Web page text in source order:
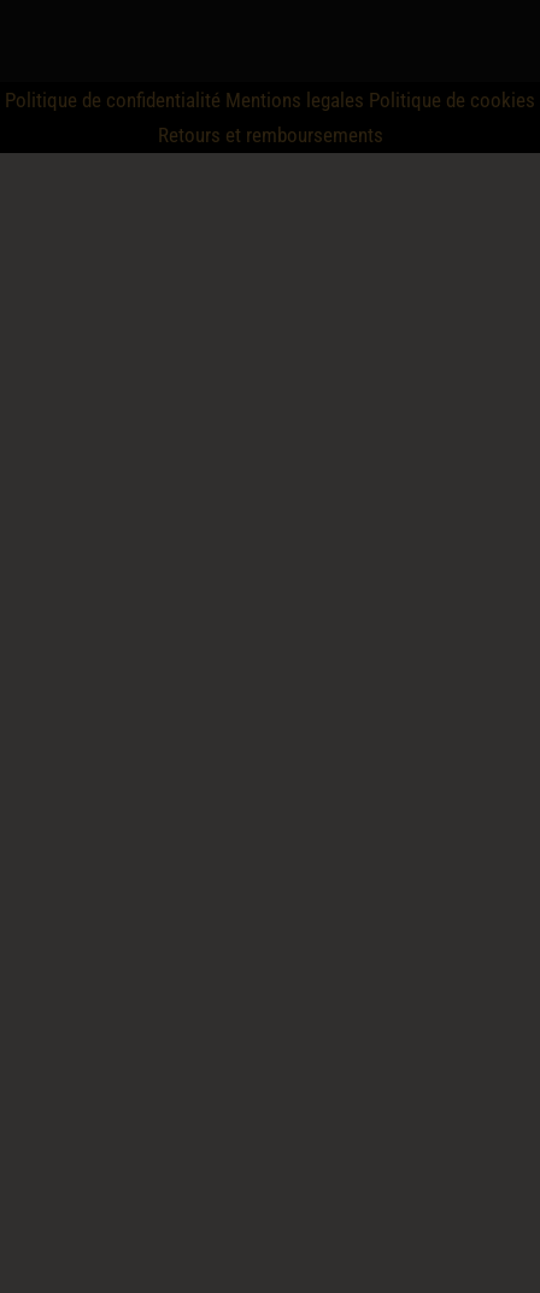
Politique de confidentialité Mentions legales Politique de cookies
Retours et remboursements